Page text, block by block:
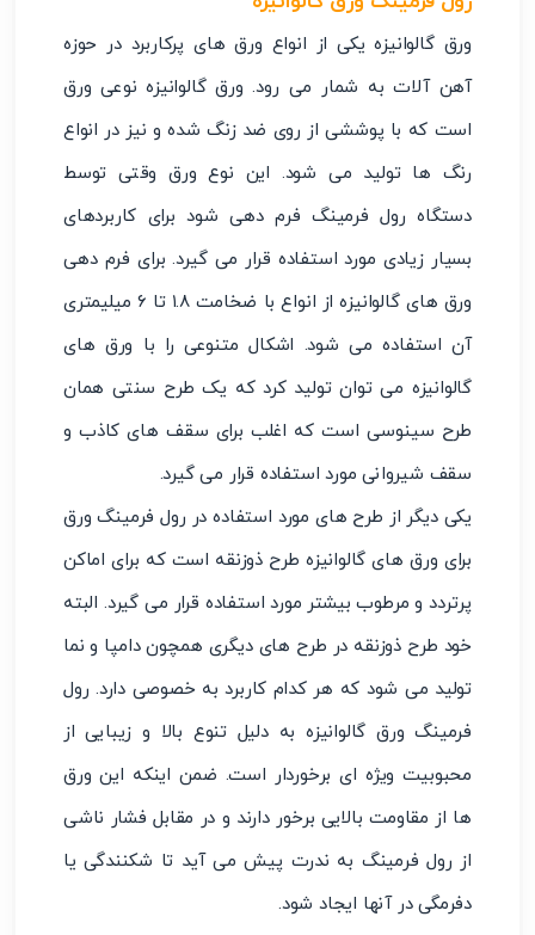
ورق گالوانیزه یکی از انواع ورق ‌های پرکاربرد در حوزه
آهن ‌آلات به شمار می ‌رود. ورق گالوانیزه نوعی ورق
است که با پوششی از روی ضد زنگ شده و نیز در انواع
رنگ ‌ها تولید می‌ شود. این نوع ورق وقتی توسط
دستگاه رول فرمینگ فرم‌ دهی شود برای کاربردهای
بسیار زیادی مورد استفاده قرار می ‌گیرد. برای فرم ‌دهی
ورق ‌های گالوانیزه از انواع با ضخامت ۱.۸ تا ۶ میلیمتری
آن استفاده می ‌شود. اشکال متنوعی را با ورق ‌های
گالوانیزه می ‌توان تولید کرد که یک طرح سنتی همان
طرح سینوسی است که اغلب برای سقف‌ های کاذب و
سقف شیروانی مورد استفاده قرار می ‌گیرد.
یکی دیگر از طرح‌ های مورد استفاده در رول فرمینگ ورق
برای ورق‌ های گالوانیزه طرح ذوزنقه است که برای اماکن
پرتردد و مرطوب بیشتر مورد استفاده قرار می‌ گیرد. البته
خود طرح ذوزنقه در طرح‌ های دیگری همچون دامپا و نما
تولید می ‌شود که هر کدام کاربرد به خصوصی دارد. رول
فرمینگ ورق گالوانیزه به دلیل تنوع بالا و زیبایی از
محبوبیت ویژه‌ ای برخوردار است. ضمن اینکه این ورق
‌ها از مقاومت بالایی برخور دارند و در مقابل فشار ناشی
از رول فرمینگ به ندرت پیش می ‌آید تا شکنندگی یا
دفرمگی در آنها ایجاد شود‌.